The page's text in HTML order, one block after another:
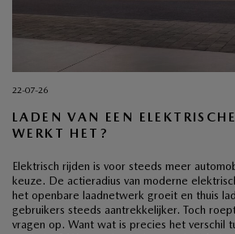
22-07-26
LADEN VAN EEN
WERKT HET?
Elektrisch rijden is voor steeds meer
keuze. De actieradius van moderne
het openbare laadnetwerk groeit en thuis
gebruikers steeds aantrekkelijker. Toch
vragen op. Want wat is precies het verschil